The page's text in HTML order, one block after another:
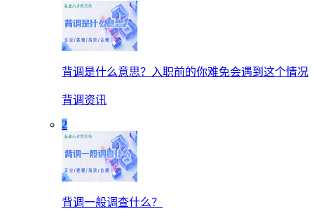
背调是什么意思？入职前的你难免会遇到这个情况
背调资讯
2
背调一般调查什么？